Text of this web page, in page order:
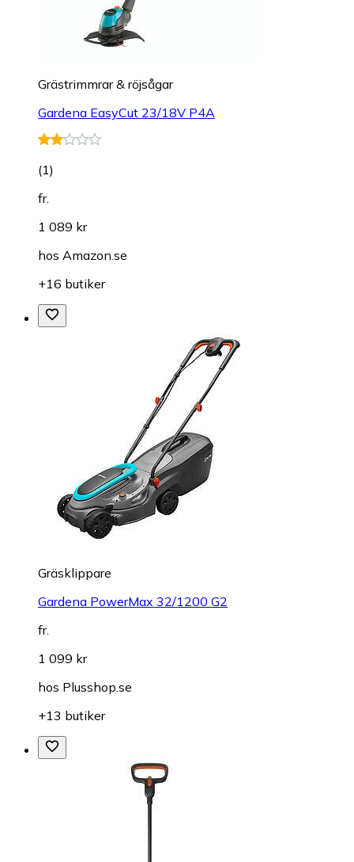
Grästrimmrar & röjsågar
Gardena EasyCut 23/18V P4A
(1)
fr.
1 089 kr
hos Amazon.se
+16 butiker
Gräsklippare
Gardena PowerMax 32/1200 G2
fr.
1 099 kr
hos Plusshop.se
+13 butiker